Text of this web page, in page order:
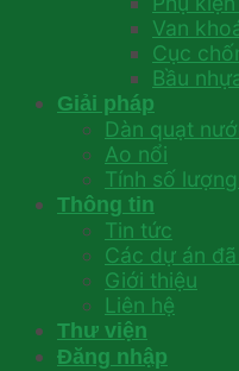
Van
Cục
Bầu
Giải pháp
Dàn quạt
Ao nổi
Tính số
Thông tin
Tin tức
Các dự án
Giới thiệu
Liên hệ
Thư viện
Đăng nhập